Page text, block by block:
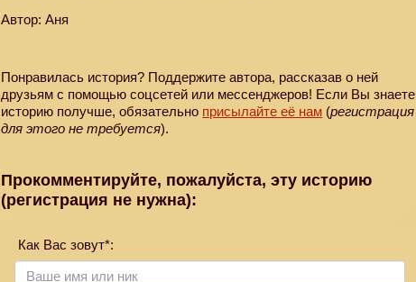
Автор: Аня
Понравилась история? Поддержите автора, рассказав о ней
друзьям с помощью соцсетей или мессенджеров! Если Вы знаете
историю получше, обязательно присылайте её нам (регистрация
для этого не требуется).
Прокомментируйте, пожалуйста, эту историю
(регистрация не нужна):
Как Вас зовут*: